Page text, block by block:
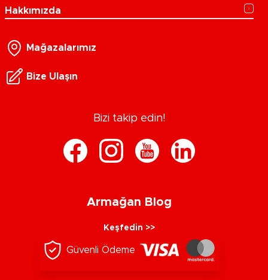
Hakkımızda
Mağazalarımız
Bize Ulaşın
Bizi takip edin!
Armağan Blog
Keşfedin >>
Güvenli Ödeme